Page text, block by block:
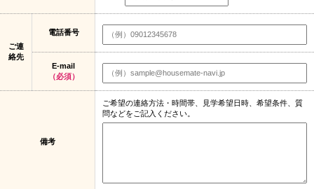
ご連
絡先
電話番号
E-mail
（必須）
備考
ご希望の連絡方法・時間帯、見学希望日時、希望条件、質
問などをご記入ください。